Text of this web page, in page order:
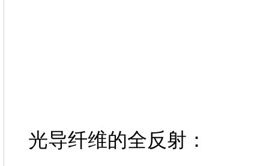
光导纤维的全反射：